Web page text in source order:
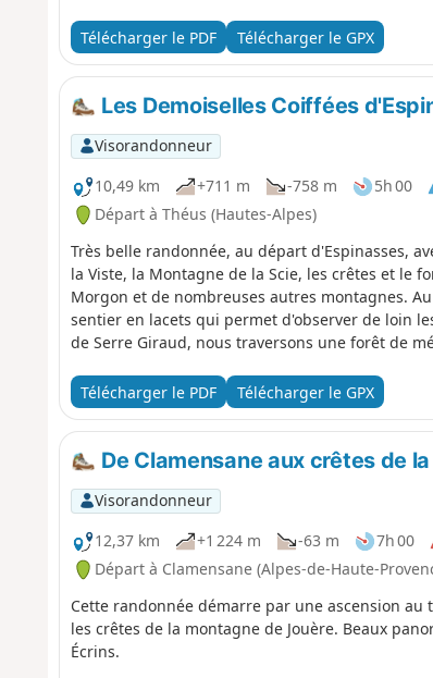
Télécharger le PDF Télécharger le GPX
Les Demoiselles Coiffées
Visorandonneur
10,49 km
+711 m -758 m 5h 00
Départ à Théus (Hautes-Alpes)
Très belle randonnée, au départ d'Espinasses,
la Viste, la Montagne de la Scie, les crêtes et le
Morgon et de nombreuses autres montagnes.
sentier en lacets qui permet d'observer de loin
de Serre Giraud, nous traversons une forêt de
Coiffées de Théus. La plongée au pied des
descente vers Remollon se fait via la D53 qui
vergers. La randonnée se termine par la visite
Télécharger le PDF Télécharger le GPX
De Clamensane aux crêtes de
Visorandonneur
12,37 km
+1 224 m -63 m 7h 00
Départ à Clamensane (Alpes-de-Haute-
Cette randonnée démarre par une ascension
les crêtes de la montagne de Jouère. Beaux
Écrins.